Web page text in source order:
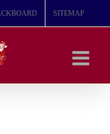
SITEMAP